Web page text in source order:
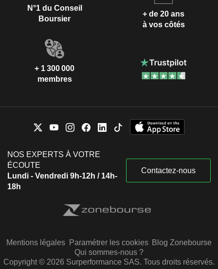
N°1 du Conseil
Boursier
+ de 20 ans
à vos côtés
+ 1 300 000
membres
NOS EXPERTS À VOTRE
ÉCOUTE
Lundi - Vendredi 9h-12h / 14h-
18h
Contactez-nous
Mentions légales Paramétrer les cookies Blog Zonebourse
Qui sommes-nous ?
Copyright © 2026 Surperformance SAS. Tous droits réservés.